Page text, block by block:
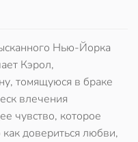
Нью-Йорка
Кэрол,
томящуюся в браке
влечения
чувство, которое
довериться любви,